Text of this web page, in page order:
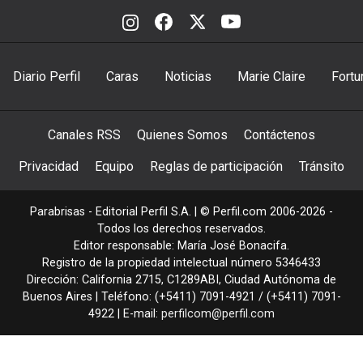
Diario Perfil Caras Noticias Marie Claire
Canales RSS Quienes Somos Contáctenos
Privacidad Equipo Reglas de participación Tránsito
Parabrisas - Editorial Perfil S.A. | © Perfil.com 2006-2026 -
Todos los derechos reservados.
Editor responsable: María José Bonacifa.
Registro de la propiedad intelectual número 5346433
Dirección: California 2715, C1289ABI , Ciudad Autónoma de
Buenos Aires | Teléfono: (+5411) 7091-4921 / (+5411) 7091-
4922 | E-mail: perfilcom@perfil.com